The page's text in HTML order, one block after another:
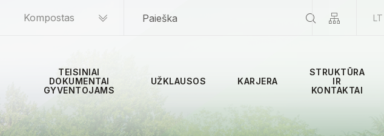
Kompostas LT
TEISINIAI
DOKUMENTAI
GYVENTOJAMS
UŽKLAUSOS KARJERA
STRUKTŪRA
IR
KONTAKTAI